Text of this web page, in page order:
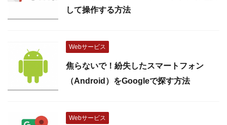
して操作する方法
Webサービス
焦らないで！紛失したスマートフォン
（Android）をGoogleで探す方法
Webサービス